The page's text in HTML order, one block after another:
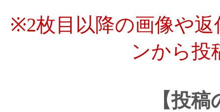
※2枚目以降の画像や
ンから投
【投